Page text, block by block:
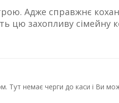
Адже справжнє
цю захопливу сімейну
Тут немає черги до каси і Ви